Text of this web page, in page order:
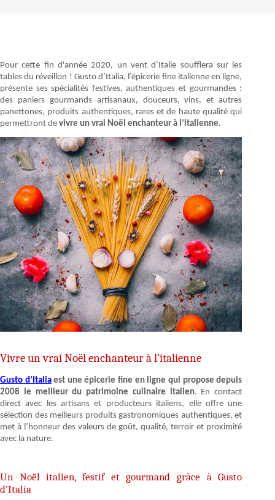
Pour cette fin d'année 2020, un vent d’Italie soufflera sur les
tables du réveillon ! Gusto d’Italia, l’épicerie fine italienne en ligne,
présente ses spécialités festives, authentiques et gourmandes :
des paniers gourmands artisanaux, douceurs, vins, et autres
panettones, produits authentiques, rares et de haute qualité qui
permettront de vivre un vrai Noël enchanteur à l’italienne.
Vivre un vrai Noël enchanteur à l’italienne
Gusto d’Italiaest une épicerie fine en ligne qui propose depuis
2008 le meilleur du patrimoine culinaire italien. En contact
direct avec les artisans et producteurs italiens, elle offre une
sélection des meilleurs produits gastronomiques authentiques, et
met à l’honneur des valeurs de goût, qualité, terroir et proximité
avec la nature.
Un Noël italien, festif et gourmand grâce à Gusto
d’Italia